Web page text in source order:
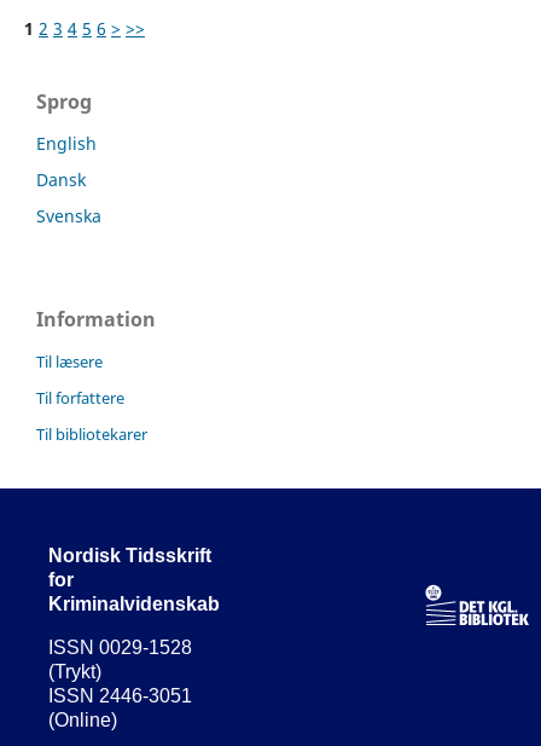
1 2 3 4 5 6 > >>
Sprog
English
Dansk
Svenska
Information
Til læsere
Til forfattere
Til bibliotekarer
Nordisk Tidsskrift
for
Kriminalvidenskab
ISSN 0029-1528
(Trykt)
ISSN 2446-3051
(Online)